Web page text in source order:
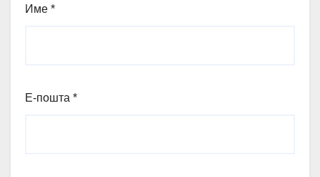
Име *
Е-пошта *